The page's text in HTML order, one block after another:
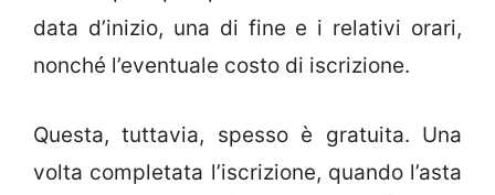
data d’inizio, una di fine e i relativi orari,
nonché l’eventuale costo di iscrizione.
Questa, tuttavia, spesso è gratuita. Una
volta completata l’iscrizione, quando l’asta